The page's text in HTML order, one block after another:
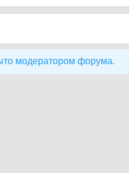
модератором форума.